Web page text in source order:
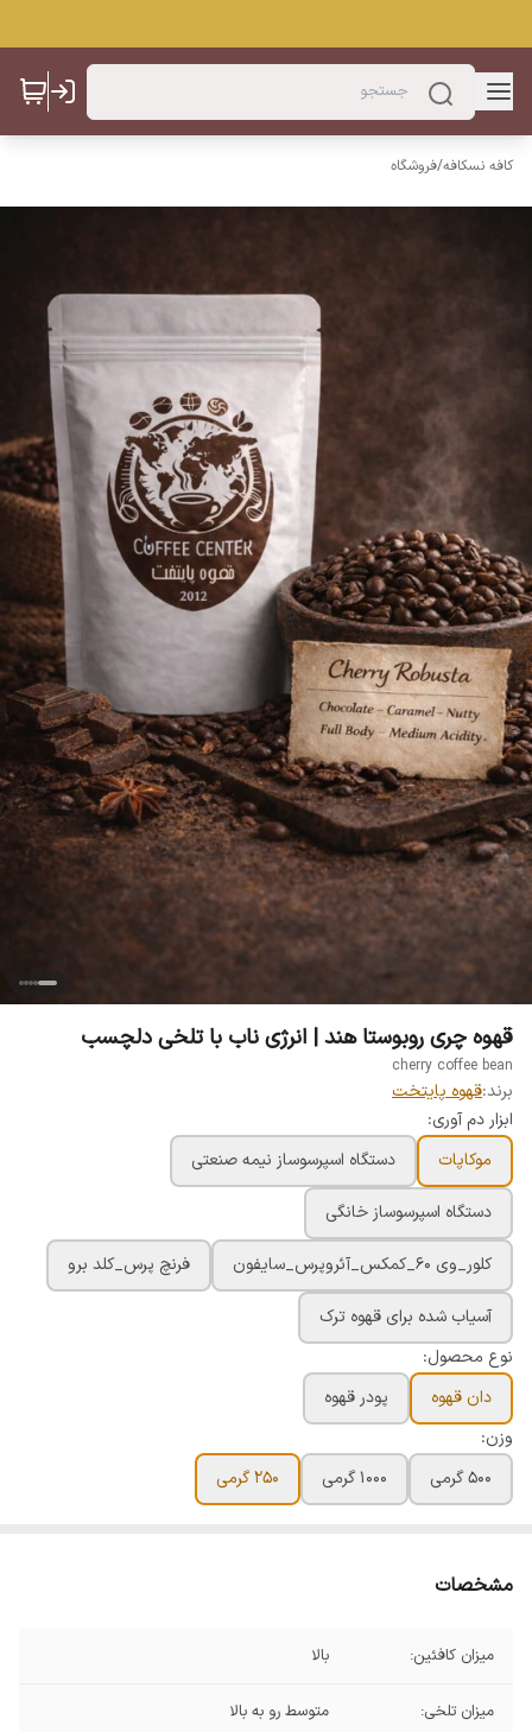
کافه نسکافه/فروشگاه
قهوه چری روبوستا هند | انرژی ناب با تلخی دلچسب
cherry coffee bean
برند:قهوه پایتخت
ابزار دم آوری:
موکاپات
دستگاه اسپرسوساز نیمه صنعتی
دستگاه اسپرسوساز خانگی
کلور_وی ۶۰_کمکس_آئروپرس_سایفون فرنچ پرس_کلد برو
آسیاب شده برای قهوه ترک
نوع محصول:
دان قهوه
پودر قهوه
وزن:
۵۰۰ گرمی
۱۰۰۰ گرمی ۲۵۰ گرمی
مشخصات
میزان کافئین: بالا
میزان تلخی: متوسط رو به بالا